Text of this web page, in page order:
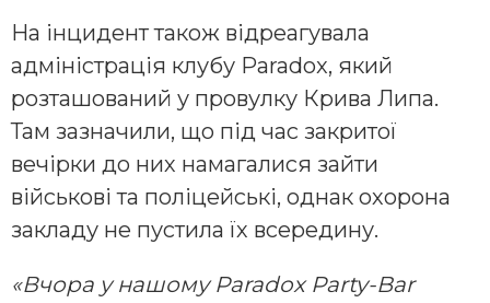
На інцидент також відреагувала
адміністрація клубу Paradox, який
розташований у провулку Крива Липа.
Там зазначили, що під час закритої
вечірки до них намагалися зайти
військові та поліцейські, однак охорона
закладу не пустила їх всередину.
«Вчора у нашому Paradox Party-Bar